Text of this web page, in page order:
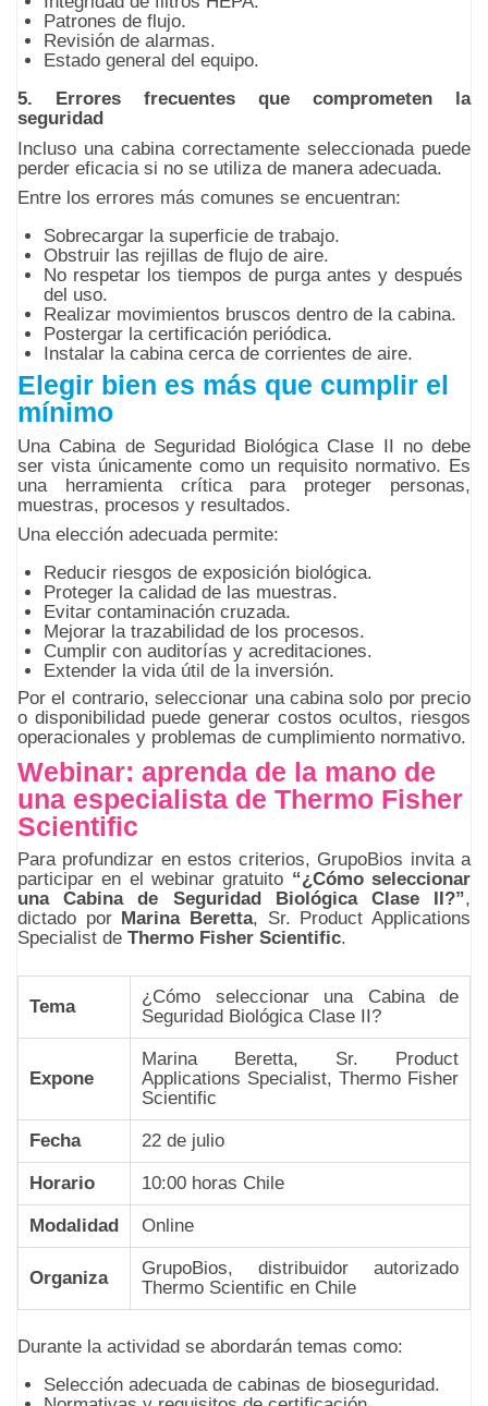
Patrones de flujo.
Revisión de alarmas.
Estado general del equipo.
5. Errores frecuentes que comprometen la
seguridad
Incluso una cabina correctamente seleccionada puede
perder eficacia si no se utiliza de manera adecuada.
Entre los errores más comunes se encuentran:
Sobrecargar la superficie de trabajo.
Obstruir las rejillas de flujo de aire.
No respetar los tiempos de purga antes y después
del uso.
Realizar movimientos bruscos dentro de la cabina.
Postergar la certificación periódica.
Instalar la cabina cerca de corrientes de aire.
Elegir bien es más que cumplir el
mínimo
Una Cabina de Seguridad Biológica Clase II no debe
ser vista únicamente como un requisito normativo. Es
una herramienta crítica para proteger personas,
muestras, procesos y resultados.
Una elección adecuada permite:
Reducir riesgos de exposición biológica.
Proteger la calidad de las muestras.
Evitar contaminación cruzada.
Mejorar la trazabilidad de los procesos.
Cumplir con auditorías y acreditaciones.
Extender la vida útil de la inversión.
Por el contrario, seleccionar una cabina solo por precio
o disponibilidad puede generar costos ocultos, riesgos
operacionales y problemas de cumplimiento normativo.
Webinar: aprenda de la mano de
una especialista de Thermo Fisher
Scientific
Para profundizar en estos criterios, GrupoBios invita a
participar en el webinar gratuito “¿Cómo seleccionar
una Cabina de Seguridad Biológica Clase II?”,
dictado por Marina Beretta, Sr. Product Applications
Specialist de Thermo Fisher Scientific.
Tema
¿Cómo seleccionar una Cabina de
Seguridad Biológica Clase II?
Expone
Marina Beretta, Sr. Product
Applications Specialist, Thermo Fisher
Scientific
Fecha 22 de julio
Horario 10:00 horas Chile
Modalidad Online
Organiza
GrupoBios, distribuidor autorizado
Thermo Scientific en Chile
Durante la actividad se abordarán temas como:
Selección adecuada de cabinas de bioseguridad.